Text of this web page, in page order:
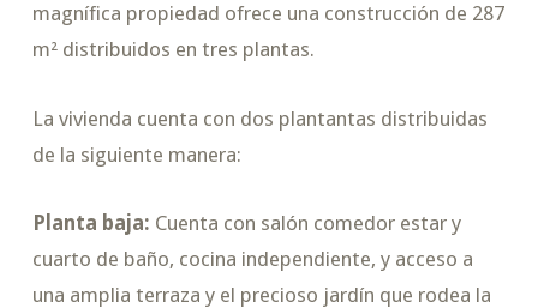
magnífica propiedad ofrece una construcción de 287
m² distribuidos en tres plantas.
La vivienda cuenta con dos plantantas distribuidas
de la siguiente manera:
Planta baja: Cuenta con salón comedor estar y
cuarto de baño, cocina independiente, y acceso a
una amplia terraza y el precioso jardín que rodea la